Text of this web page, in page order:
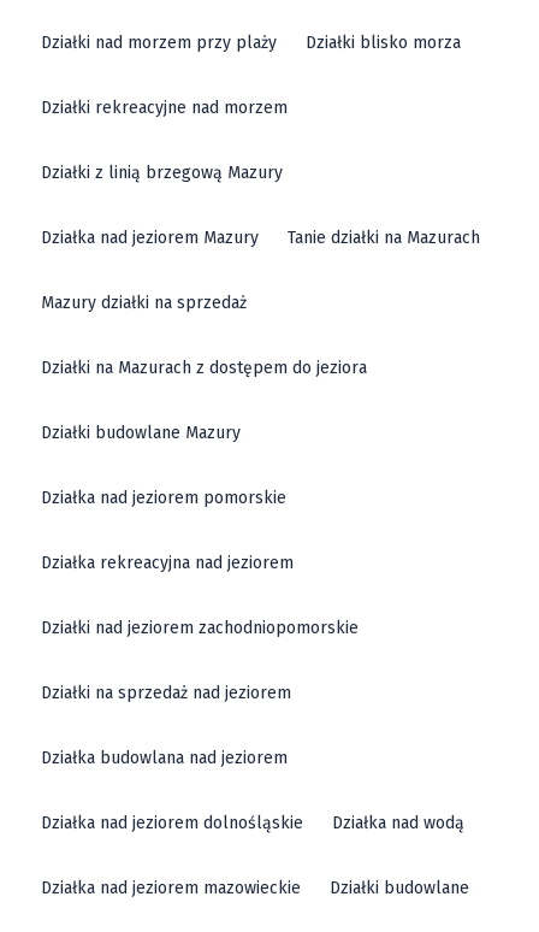
Działki nad morzem przy plaży Działki blisko morza
Działki rekreacyjne nad morzem
Działki z linią brzegową Mazury
Działka nad jeziorem Mazury Tanie działki na Mazurach
Mazury działki na sprzedaż
Działki na Mazurach z dostępem do jeziora
Działki budowlane Mazury
Działka nad jeziorem pomorskie
Działka rekreacyjna nad jeziorem
Działki nad jeziorem zachodniopomorskie
Działki na sprzedaż nad jeziorem
Działka budowlana nad jeziorem
Działka nad jeziorem dolnośląskie Działka nad wodą
Działka nad jeziorem mazowieckie Działki budowlane